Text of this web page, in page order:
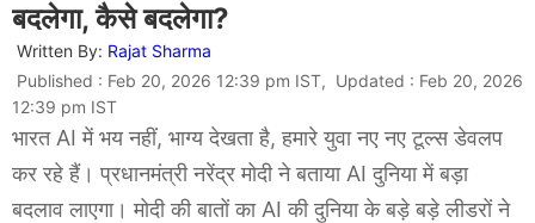
बदलेगा, कैसे बदलेगा?
Written By: Rajat Sharma
Published : Feb 20, 2026 12:39 pm IST, Updated : Feb 20, 2026
12:39 pm IST
भारत AI में भय नहीं, भाग्य देखता है, हमारे युवा नए नए टूल्स डेवलप
कर रहे हैं। प्रधानमंत्री नरेंद्र मोदी ने बताया AI दुनिया में बड़ा
बदलाव लाएगा। मोदी की बातों का AI की दुनिया के बड़े बड़े लीडरों ने